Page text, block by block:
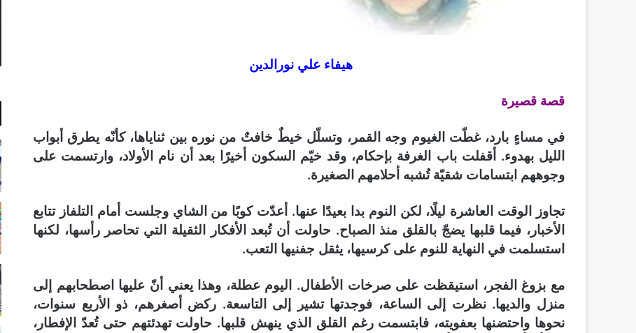
هيفاء علي نورالدين
قصة قصيرة
في مساءٍ بارد، غطّت الغيوم وجه القمر، وتسلّل خيطٌ خافتٌ من نوره بين ثناياها، كأنّه يطرق أبواب
الليل بهدوء. أقفلت باب الغرفة بإحكام، وقد خيّم السكون أخيرًا بعد أن نام الأولاد، وارتسمت على
وجوههم ابتسامات شقيّة تُشبه أحلامهم الصغيرة.
تجاوز الوقت العاشرة ليلًا، لكن النوم بدا بعيدًا عنها. أعدّت كوبًا من الشاي وجلست أمام التلفاز تتابع
الأخبار، فيما قلبها يضجّ بالقلق منذ الصباح. حاولت أن تُبعد الأفكار الثقيلة التي تحاصر رأسها، لكنها
استسلمت في النهاية للنوم على كرسيها، يثقل جفنيها التعب.
مع بزوغ الفجر، استيقظت على صرخات الأطفال. اليوم عطلة، وهذا يعني أنّ عليها اصطحابهم إلى
منزل والديها. نظرت إلى الساعة، فوجدتها تشير إلى التاسعة. ركض أصغرهم، ذو الأربع سنوات،
نحوها واحتضنها بعفويته، فابتسمت رغم القلق الذي ينهش قلبها. حاولت تهدئتهم حتى تُعدّ الإفطار،